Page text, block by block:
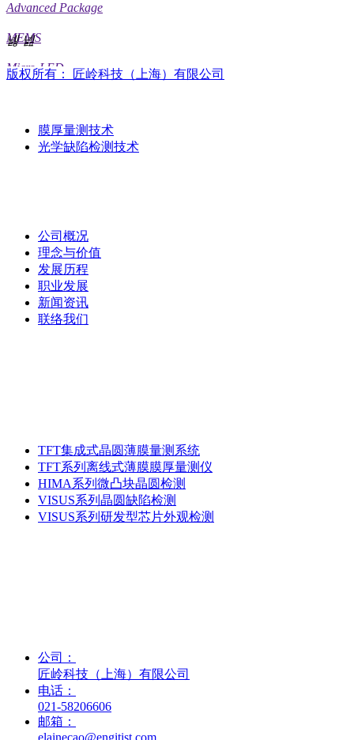
Advanced Package
MEMS
Micro-LED
넳 넲
版权所有： 匠岭科技（上海）有限公司
膜厚量测技术
光学缺陷检测技术
公司概况
理念与价值
发展历程
职业发展
新闻资讯
联络我们
TFT集成式晶圆薄膜量测系统
TFT系列离线式薄膜膜厚量测仪
HIMA系列微凸块晶圆检测
VISUS系列晶圆缺陷检测
VISUS系列研发型芯片外观检测
公司：
匠岭科技（上海）有限公司
电话：
021-58206606
邮箱：
elainecao@engitist.com